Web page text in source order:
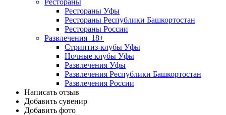
Рестораны
Рестораны Уфы
Рестораны Республики Башкортостан
Рестораны России
Развлечения 18+
Стриптиз-клубы Уфы
Ночные клубы Уфы
Развлечения Уфы
Развлечения Республики Башкортостан
Развлечения России
Написать отзыв
Добавить сувенир
Добавить фото